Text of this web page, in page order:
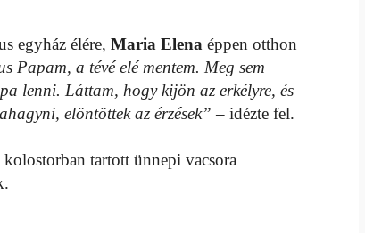
egyház élére, Maria Elena éppen otthon
Papam, a tévé elé mentem. Meg sem
lenni. Láttam, hogy kijön az erkélyre, és
elöntöttek az érzések” – idézte fel.
tartott ünnepi vacsora